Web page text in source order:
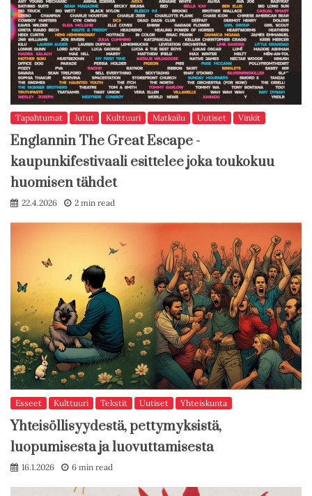
Tapahtumat Jutut Kulttuuri Matkailu Uutiset Vinkit
Englannin The Great Escape -
kaupunkifestivaali esittelee joka toukokuu
huomisen tähdet
22.4.2026 2 min read
Esseet Kulttuuri Tekstit Uutiset Yhteiskunta
Yhteisöllisyydestä, pettymyksistä,
luopumisesta ja luovuttamisesta
16.1.2026 6 min read